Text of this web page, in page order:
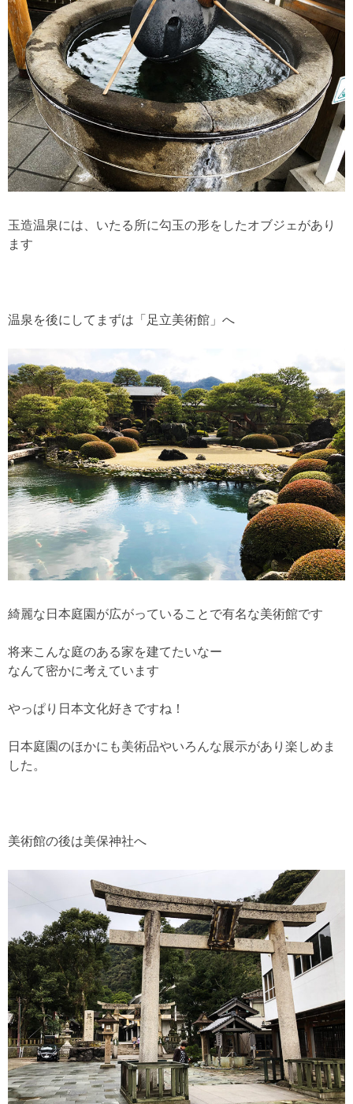
玉造温泉には、いたる所に勾玉の形をしたオブジェがあり
ます
温泉を後にしてまずは「足立美術館」へ
綺麗な日本庭園が広がっていることで有名な美術館です
将来こんな庭のある家を建てたいなー
なんて密かに考えています
やっぱり日本文化好きですね！
日本庭園のほかにも美術品やいろんな展示があり楽しめま
した。
美術館の後は美保神社へ